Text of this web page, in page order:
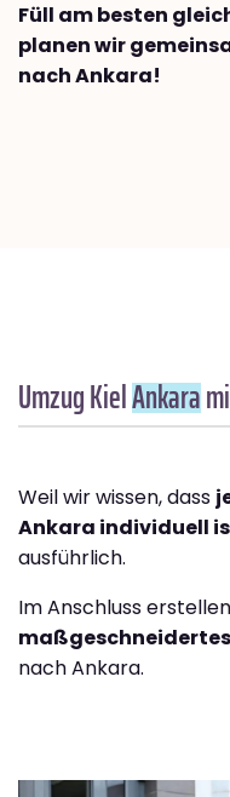
Füll am besten
planen wir
nach Ankara!
Umzug KielAnkara
Weil wir wissen, dass
Ankara individuell
ausführlich.
Im Anschluss
nach Ankara.